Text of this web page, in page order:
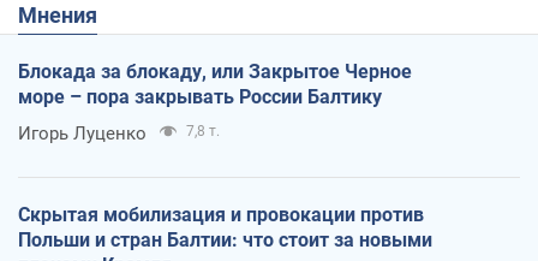
Мнения
Блокада за блокаду, или Закрытое Черное
море – пора закрывать России Балтику
Игорь Луценко 7,8 т.
Скрытая мобилизация и провокации против
Польши и стран Балтии: что стоит за новыми